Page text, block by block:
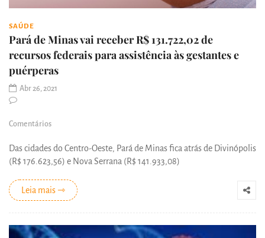
SAÚDE
Pará de Minas vai receber R$ 131.722,02 de
recursos federais para assistência às gestantes e
puérperas
Abr 26, 2021
Comentários
Das cidades do Centro-Oeste, Pará de Minas fica atrás de Divinópolis
(R$ 176.623,56) e Nova Serrana (R$ 141.933,08)
Leia mais ⇾